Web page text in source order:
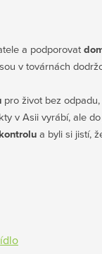
a podporovat
v továrnách
pro život bez
v Asii vyrábí, ale
a byli si jistí,